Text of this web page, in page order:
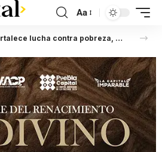
Aa
Trabajo en territorio fortalece lucha contra pobreza, afirma Laura Artemisa